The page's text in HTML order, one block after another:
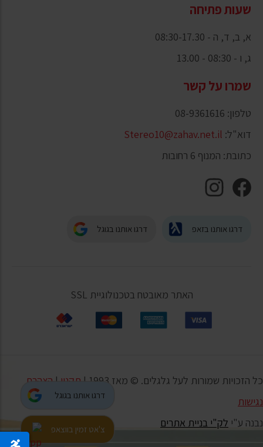
שעות פתיחה
א, ב, ד, ה - 08:30-17.30
ג, ו - 08:30 - 13.00
שמרו על קשר
טלפון: 08-9361616
דוא"ל: Stereo10@zahav.net.il
כתובת: המנוף 6 רחובות
דרגו אותנו בזאפ דרגו אותנו בגוגל
דרגו אותנו בגוגל
צ'אט זמין בווצאפ
האתר מאובטח בטכנולוגיית SSL
כל הזכויות שמורות לעל גלגלים. © מאז 1993 | תקנון | הצהרת
נגישות
נבנה ע"י לק"י בניית אתרים